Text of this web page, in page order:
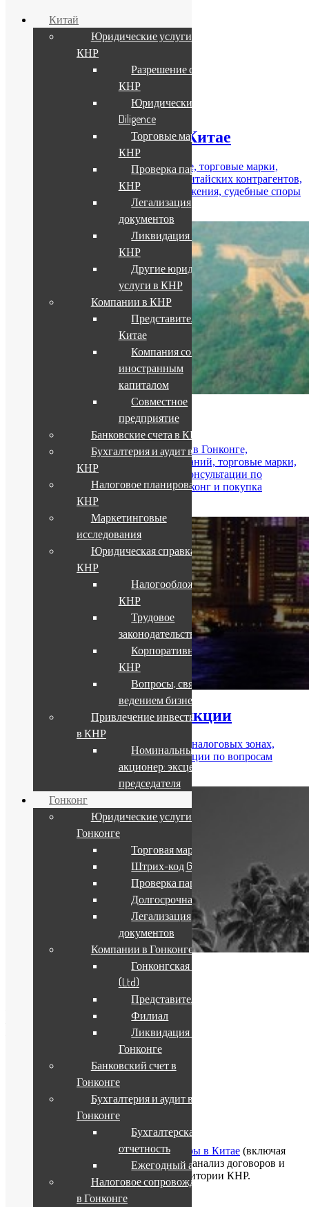
Вакансии
Организация бизнеса в Китае
Компании и представительства в Китае, торговые марки,
бухгалтерия и аудит в КНР, проверка китайских контрагентов,
консультации по вопросам налогообложения, судебные споры
и адвокаты в Китае.
Компании в Гонконге
Юридические лица и банковские счета в Гонконге,
бухгалтерия и аудит гонконгских компаний, торговые марки,
проверка гонконгских контрагентов, консультации по
вопросам налогообложения в САР Гонконг и покупка
недвижимости.
Низконалоговые юрисдикции
Компании в Сингапуре и других низконалоговых зонах,
составление бизнес-моделей, консультации по вопросам
использования офшорных компании.
Свяжитесь с нами
Шанхай: +86-21-63293923
Гонконг: +852-21171637
Заказать консультацию
Разрешаем споры
China Window помогает разрешать споры в Китае (включая
САР Гонконг), проводит юридический анализ договоров и
предоставляет услуги адвоката на территории КНР.
Китай
Юридические услуги в
КНР
Разрешение споров в
КНР
Юридический Due
Diligence
Торговые марки в
КНР
Проверка партнера в
КНР
Легализация
документов
Ликвидация бизнеса в
КНР
Другие юридические
услуги в КНР
Компании в КНР
Представительство в
Китае
Компания со 100%
иностранным
капиталом
Совместное
предприятие
Банковские счета в КНР
Бухгалтерия и аудит в
КНР
Налоговое планирование в
КНР
Маркетинговые
исследования
Юридическая справка о
КНР
Налогообложение в
КНР
Трудовое
законодательство КНР
Корпоративное право
КНР
Вопросы, связанные с
ведением бизнеса в КНР
Привлечение инвестиций
в КНР
Номинальный
акционер: эксцесс зиц-
председателя
Гонконг
Юридические услуги в
Гонконге
Торговая марка
Штрих-код GS1
Проверка партнера
Долгосрочная виза
Легализация
документов
Компании в Гонконге
Гонконгская компания
(Ltd)
Представительство
Филиал
Ликвидация компании в
Гонконге
Банковский счет в
Гонконге
Бухгалтерия и аудит в
Гонконге
Бухгалтерская
отчетность
Ежегодный аудит
Налоговое сопровождение
в Гонконге